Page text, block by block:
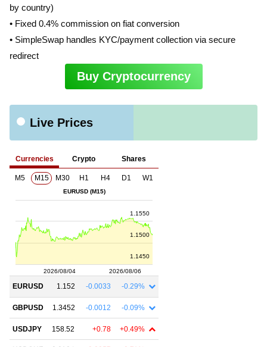
by country)
• Fixed 0.4% commission on fiat conversion
• SimpleSwap handles KYC/payment collection via secure
redirect
Buy Cryptocurrency
Live Prices